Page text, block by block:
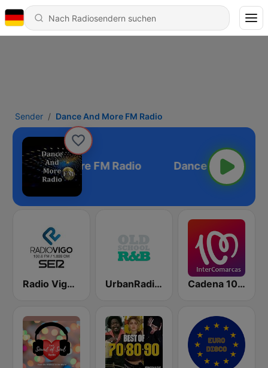
Sender Dance And More FM Radio
Dance And More FM Radio
Radio Vigo SER UrbanRadio - Old School R&B Cadena 100 InterComarcas